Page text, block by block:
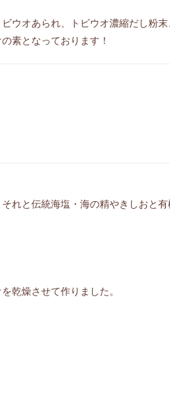
ウオあられ、トビウオ濃縮だし粉
素となっております！
と伝統海塩・海の精やきしおと有
乾燥させて作りました。